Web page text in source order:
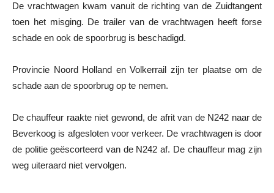
De vrachtwagen kwam vanuit de richting van de Zuidtangent
toen het misging. De trailer van de vrachtwagen heeft forse
schade en ook de spoorbrug is beschadigd.
Provincie Noord Holland en Volkerrail zijn ter plaatse om de
schade aan de spoorbrug op te nemen.
De chauffeur raakte niet gewond, de afrit van de N242 naar de
Beverkoog is afgesloten voor verkeer. De vrachtwagen is door
de politie geëscorteerd van de N242 af. De chauffeur mag zijn
weg uiteraard niet vervolgen.